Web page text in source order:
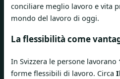
conciliare meglio lavoro e vita
mondo del lavoro di oggi.
La flessibilità come
In Svizzera le persone lavorano
forme flessibili di lavoro. Circa